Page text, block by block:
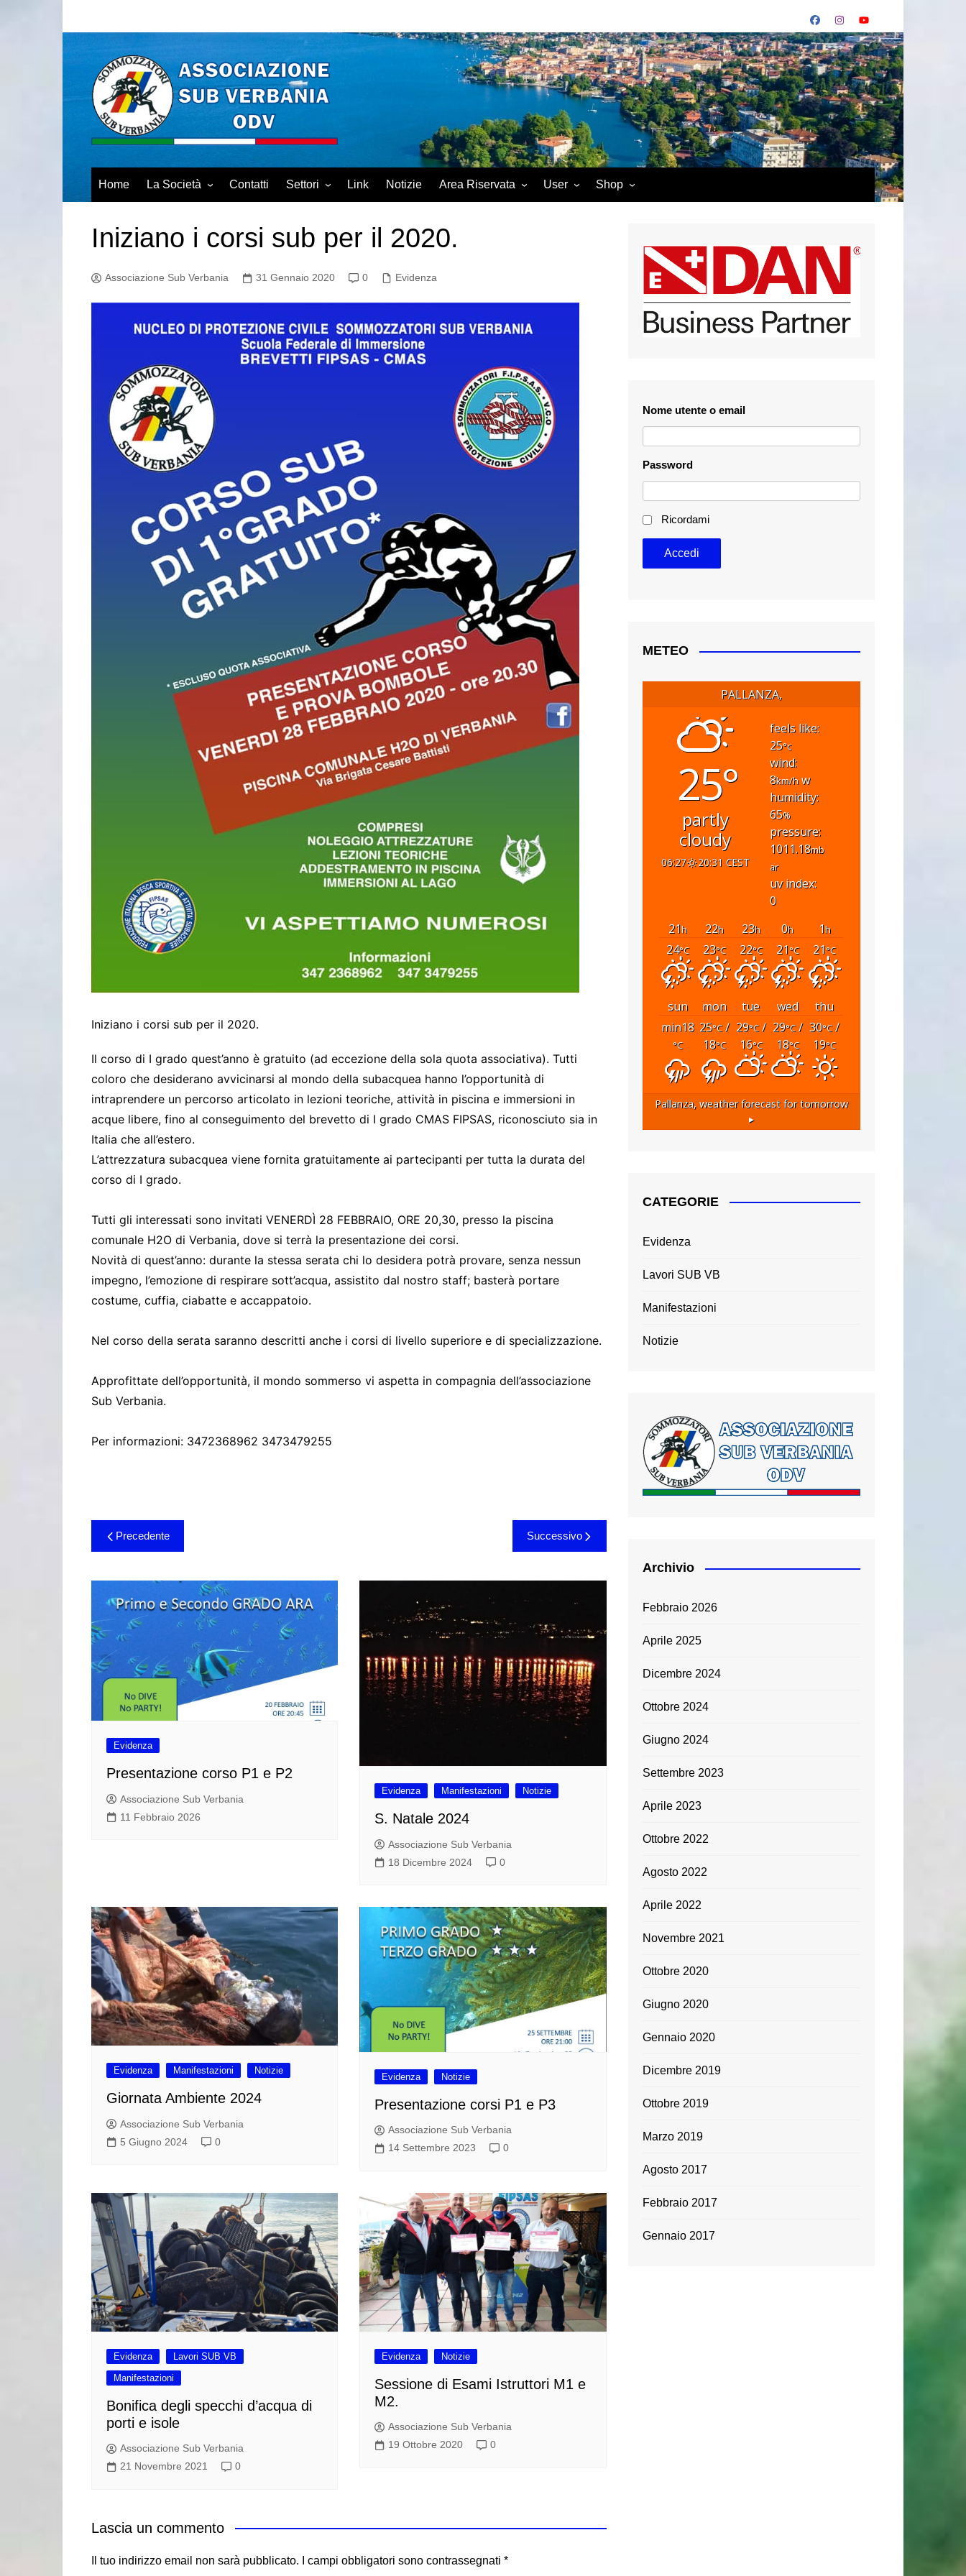
Home La Società
Istituzionale
TRATTAMENTO DATI
Contatti Settori
Lavori
Protezione Civile
Link Notizie Area Riservata
Gestione
User Shop
Iniziano i corsi sub per il 2020.
Associazione Sub Verbania 31 Gennaio 2020 0 Evidenza
Iniziano i corsi sub per il 2020.
Il corso di I grado quest’anno è gratuito (ad eccezione della sola quota associativa). Tutti
coloro che desiderano avvicinarsi al mondo della subacquea hanno l’opportunità di
intraprendere un percorso articolato in lezioni teoriche, attività in piscina e immersioni in
acque libere, fino al conseguimento del brevetto di I grado CMAS FIPSAS, riconosciuto sia in
Italia che all’estero.
L’attrezzatura subacquea viene fornita gratuitamente ai partecipanti per tutta la durata del
corso di I grado.
Tutti gli interessati sono invitati VENERDÌ 28 FEBBRAIO, ORE 20,30, presso la piscina
comunale H2O di Verbania, dove si terrà la presentazione dei corsi.
Novità di quest’anno: durante la stessa serata chi lo desidera potrà provare, senza nessun
impegno, l’emozione di respirare sott’acqua, assistito dal nostro staff; basterà portare
costume, cuffia, ciabatte e accappatoio.
Nel corso della serata saranno descritti anche i corsi di livello superiore e di specializzazione.
Approfittate dell’opportunità, il mondo sommerso vi aspetta in compagnia dell’associazione
Sub Verbania.
Per informazioni: 3472368962 3473479255
Navigazione
articoli
Precedente Successivo
Evidenza
Presentazione corso P1 e P2
Associazione Sub Verbania
11 Febbraio 2026
Evidenza Manifestazioni Notizie
S. Natale 2024
Associazione Sub Verbania
18 Dicembre 2024
0
Evidenza Manifestazioni Notizie
Giornata Ambiente 2024
Associazione Sub Verbania
5 Giugno 2024
0
Evidenza Notizie
Presentazione corsi P1 e P3
Associazione Sub Verbania
14 Settembre 2023
0
Evidenza
Lavori SUB VB
Manifestazioni
Bonifica degli specchi d’acqua di
porti e isole
Associazione Sub Verbania
21 Novembre 2021
0
Evidenza Notizie
Sessione di Esami Istruttori M1 e
M2.
Associazione Sub Verbania
19 Ottobre 2020
0
Lascia un commento
Il tuo indirizzo email non sarà pubblicato. I campi obbligatori sono contrassegnati *
Nome utente o email
Password
Ricordami
METEO
PALLANZA,
25°
partly
cloudy
06:27 20:31 CEST
feels like:
25°c
wind:
8km/hw
humidity:
65%
pressure:
1011.18mb
ar
uv index:
0
21h 22h 23h 0h 1h
24°C 23°C 22°C 21°C 21°C
sun mon tue wed
thu
min18
°C
25°C/
18°C
29°C/
16°C
29°C/
18°C
30°C/
19°C
Pallanza,weather forecast for tomorrow
▸
CATEGORIE
Evidenza
Lavori SUB VB
Manifestazioni
Notizie
Archivio
Febbraio 2026
Aprile 2025
Dicembre 2024
Ottobre 2024
Giugno 2024
Settembre 2023
Aprile 2023
Ottobre 2022
Agosto 2022
Aprile 2022
Novembre 2021
Ottobre 2020
Giugno 2020
Gennaio 2020
Dicembre 2019
Ottobre 2019
Marzo 2019
Agosto 2017
Febbraio 2017
Gennaio 2017